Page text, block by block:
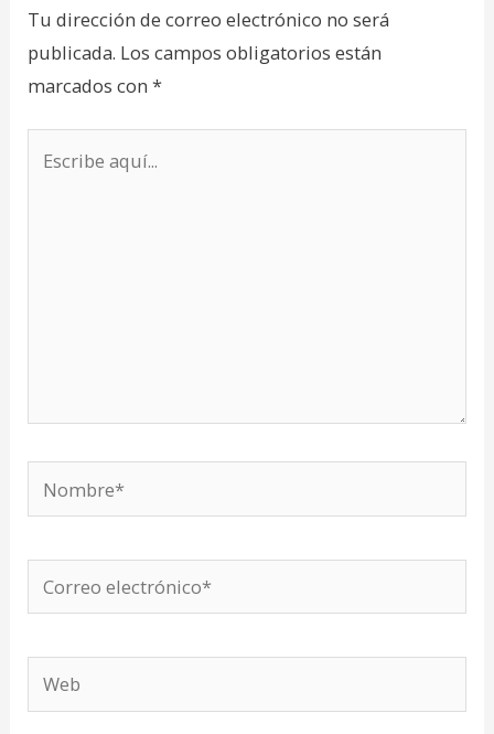
Tu dirección de correo electrónico no será
publicada. Los campos obligatorios están
marcados con*
Correo
electrónico*
Web